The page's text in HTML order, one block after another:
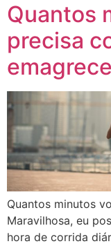
Quantos
precisa
Quantos minutos
Maravilhosa, eu
hora de corrida